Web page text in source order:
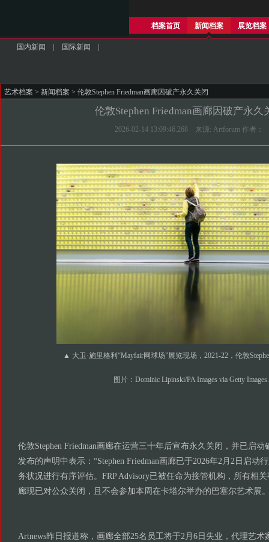
档案首页 新闻档案 展览档案
国内新闻 国际新闻
艺术档案 > 新闻档案 > 伦敦Stephen Friedman画廊因破产永久关闭
伦敦Stephen Friedman画廊因破产永久
2026-02-14 13:09:46.268 来源: Artforum 作者：
▲ 大卫·施里格利“Mayfair网球场”展览现场，2021-22，伦敦
图片：Dominic Lipinski/PA Images via Getty Images.
伦敦Stephen Friedman画廊在运营三十年后宣布永久关闭，并已启
发布的声明中表示：“Stephen Friedman画廊已于2026年2月2日启动
务状况进行有序评估。FRP Advisory已被任命为接管机构，所有相
廊现已对公众关闭，且不会参加本周在卡塔尔举办的巴塞尔艺术展
Artnews昨日报道称，画廊全部25名员工将于2月6日失业，代理艺